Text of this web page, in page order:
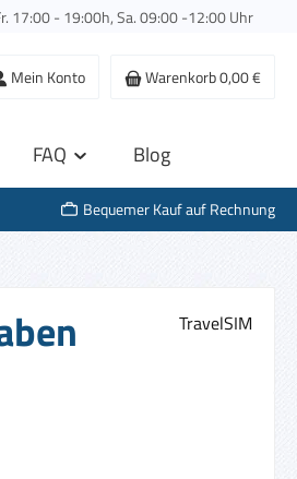
17:00 - 19:00h, Sa. 09:00 -12:00 Uhr
Mein Konto Warenkorb0,00 €
FAQ Blog
Bequemer Kauf auf Rechnung
TravelSIM